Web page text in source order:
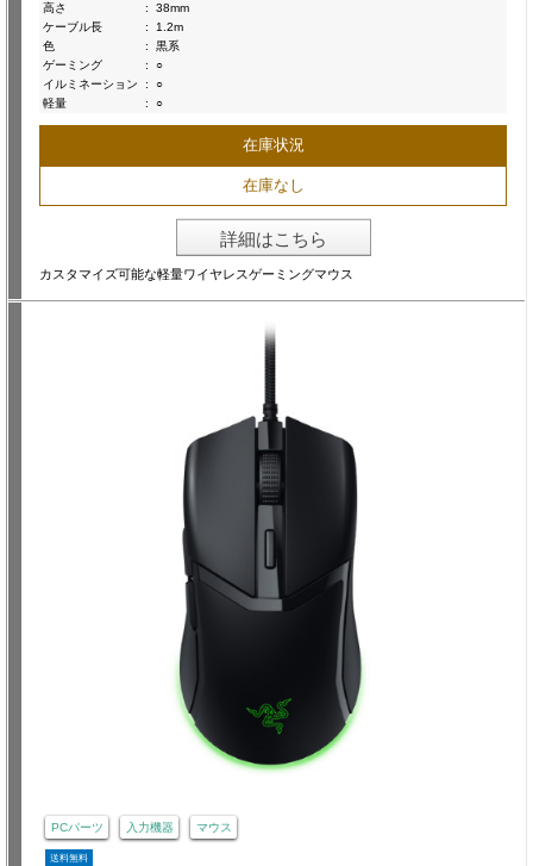
高さ
:
38mm
ケーブル長
:
1.2m
色
:
黒系
ゲーミング
:
○
イルミネーション
:
○
軽量
: ○
在庫状況
在庫なし
詳細はこちら
カスタマイズ可能な軽量ワイヤレスゲーミングマウス
PCパーツ 入力機器 マウス
送料無料